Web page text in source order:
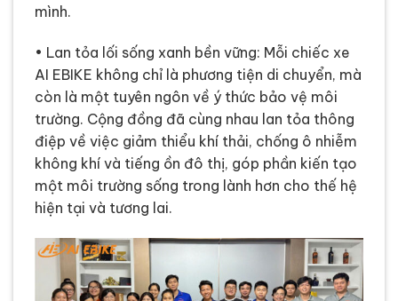
mình.
• Lan tỏa lối sống xanh bền vững: Mỗi chiếc xe
AI EBIKE không chỉ là phương tiện di chuyển, mà
còn là một tuyên ngôn về ý thức bảo vệ môi
trường. Cộng đồng đã cùng nhau lan tỏa thông
điệp về việc giảm thiểu khí thải, chống ô nhiễm
không khí và tiếng ồn đô thị, góp phần kiến tạo
một môi trường sống trong lành hơn cho thế hệ
hiện tại và tương lai.